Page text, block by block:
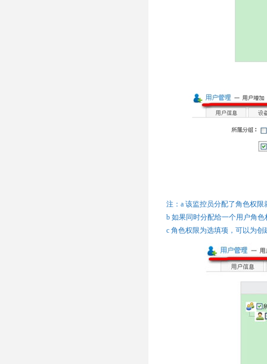
注：a 该监控员分配了角色权
b 如果同时分配给一个用户角
c 角色权限为选填项，可以为